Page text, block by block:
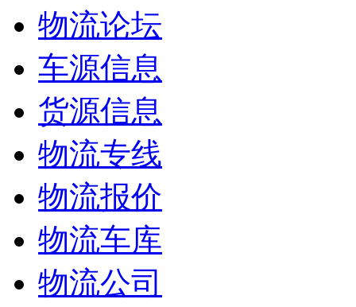
物流论坛
车源信息
货源信息
物流专线
物流报价
物流车库
物流公司